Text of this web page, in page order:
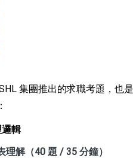
集團推出的求職考題，也
邏輯
理解（40 題 / 35 分鐘）